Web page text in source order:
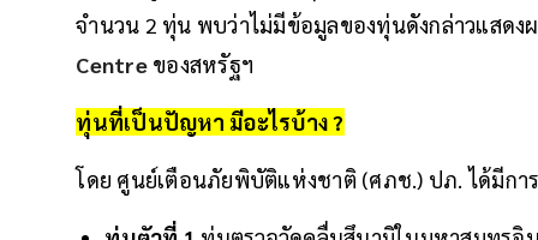
จำนวน 2 ทุ่น พบว่าไม่มีข้อมูลของทุ่นดังกล่าวแสดง
Centreของสหรัฐฯ
ทุ่นที่เป็นปัญหา มีอะไรบ้าง ?
โดย ศูนย์เตือนภัยพิบัติแห่งชาติ (ศภช.) ปภ. ได้มีก